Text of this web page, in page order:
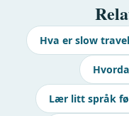
Hva er slow
Lær litt språk